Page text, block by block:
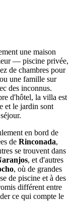
une maison
— piscine privée,
de chambres pour
une famille sur
des inconnus.
d'hôtel, la villa est
et le jardin sont
en bord de
de Rinconada,
se trouvent dans
, et d'autres
, où de grandes
de piscine et à des
différent entre
ce qui compte le